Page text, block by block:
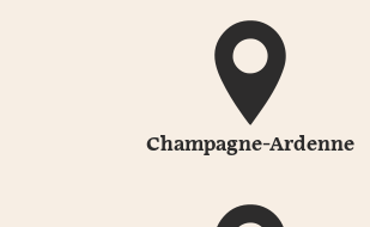
Champagne-Ardenne